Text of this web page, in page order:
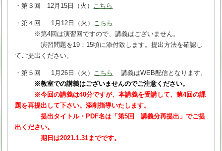
・第３回 12月15日（火） こちら
・第４回 1月12日（火） こちら
※第4回は演習回ですので、講義はございません。
演習問題を19：15頃に添付致します。提出方法を確認し
てご提出ください。
・第５回 1月26日（火） こちら
講義はWEB配信となります。
※教室での講義はございませんのでご注意ください。
※今回の講義は40分ですが、本講義を受講して、第4回の課
題を再提出して下さい。添削指導いたします。
提出タイトル・PDF名は「第5回 講義分再提出」でご提
出ください。
期日は2021.1.31までです。